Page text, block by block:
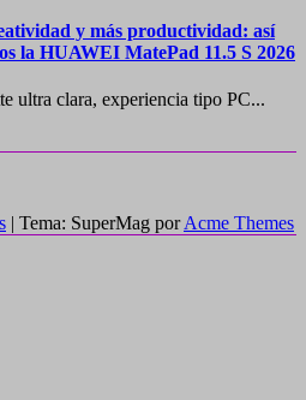
y más productividad: así
la HUAWEI MatePad 11.5 S 2026
ultra clara, experiencia tipo PC...
| Tema: SuperMag porAcme Themes